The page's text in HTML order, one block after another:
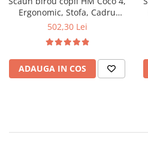
Ergonomic, Stofa, Cadru
metalic, Inaltime ajustabila,
deschis
502,30 Lei
ADAUGA IN COS